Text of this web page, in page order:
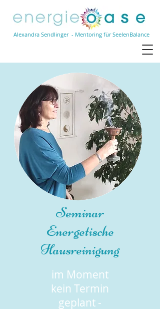
Alexandra Sendlinger - Mentoring für SeelenBalance
Seminar
Energetische
Hausreinigung
im Moment
kein Termin
geplant -